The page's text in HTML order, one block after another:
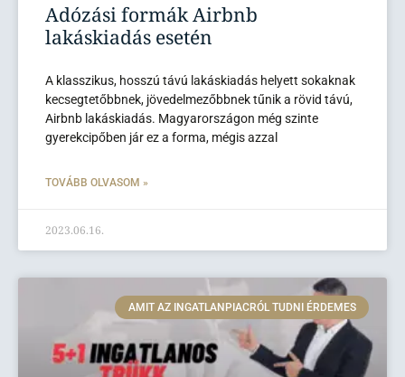
Adózási formák Airbnb
lakáskiadás esetén
A klasszikus, hosszú távú lakáskiadás helyett sokaknak
kecsegtetőbbnek, jövedelmezőbbnek tűnik a rövid távú,
Airbnb lakáskiadás. Magyarországon még szinte
gyerekcipőben jár ez a forma, mégis azzal
TOVÁBB OLVASOM »
2023.06.16.
AMIT AZ INGATLANPIACRÓL TUDNI ÉRDEMES